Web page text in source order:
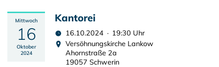
Mittwoch
16
Oktober
2024
Kantorei
16.10.2024 · 19:30 Uhr
Versöhnungskirche Lankow
Ahornstraße 2a
19057 Schwerin